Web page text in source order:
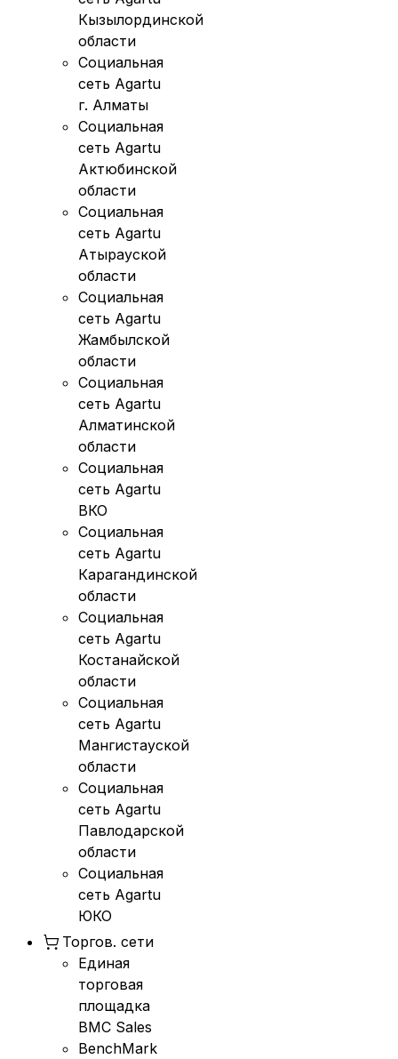
Кызылординской
области
Социальная
сеть Agartu
г. Алматы
Социальная
сеть Agartu
Актюбинской
области
Социальная
сеть Agartu
Атырауской
области
Социальная
сеть Agartu
Жамбылской
области
Социальная
сеть Agartu
Алматинской
области
Социальная
сеть Agartu
ВКО
Социальная
сеть Agartu
Карагандинской
области
Социальная
сеть Agartu
Костанайской
области
Социальная
сеть Agartu
Мангистауской
области
Социальная
сеть Agartu
Павлодарской
области
Социальная
сеть Agartu
ЮКО
Торгов. сети
Единая
торговая
площадка
BMC Sales
BenchMark